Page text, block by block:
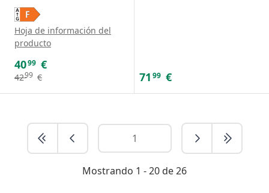
Hoja de información del
producto
4099 €
4299 € 71 99 €
Mostrando 1 - 20 de 26